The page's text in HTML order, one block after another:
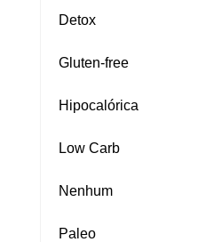
Detox
Gluten‑free
Hipocalórica
Low Carb
Nenhum
Paleo